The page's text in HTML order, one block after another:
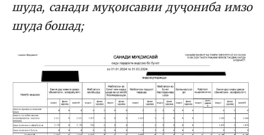
шуда, санади муқоисавии дуҷониба имзо
шуда бошад;